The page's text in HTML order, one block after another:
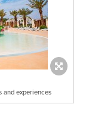
and experiences